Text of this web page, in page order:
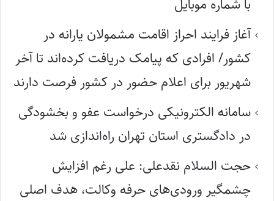
با شماره موبایل
آغاز فرایند احراز اقامت مشمولان یارانه در
کشور/ افرادی که پیامک دریافت کرده‌اند تا آخر
شهریور برای اعلام حضور در کشور فرصت دارند
سامانه الکترونیکی درخواست عفو و بخشودگی
در دادگستری استان تهران راه‌اندازی شد
حجت السلام نقدعلی: علی رغم افزایش
چشمگیر ورودی‌های حرفه وکالت، هدف اصلی